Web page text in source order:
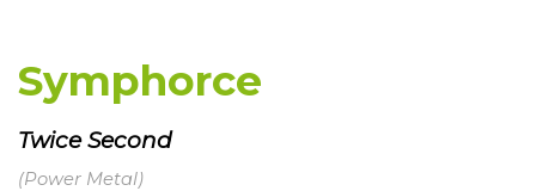
Symphorce
Twice Second
(Power Metal)